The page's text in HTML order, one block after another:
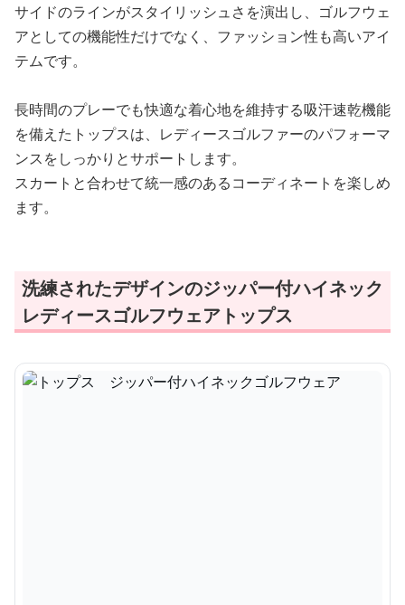
サイドのラインがスタイリッシュさを演出し、ゴルフウェ
アとしての機能性だけでなく、ファッション性も高いアイ
テムです。
長時間のプレーでも快適な着心地を維持する吸汗速乾機能
を備えたトップスは、レディースゴルファーのパフォーマ
ンスをしっかりとサポートします。
スカートと合わせて統一感のあるコーディネートを楽しめ
ます。
洗練されたデザインのジッパー付ハイネック
レディースゴルフウェアトップス